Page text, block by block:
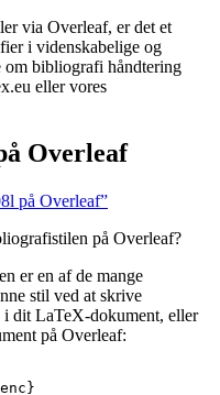
via Overleaf, er det et
i videnskabelige og
om bibliografi håndtering
eller vores
Overleaf
på Overleaf”
på Overleaf?
er en af de mange
stil ved at skrive
i dit LaTeX-dokument, eller
på Overleaf:
}